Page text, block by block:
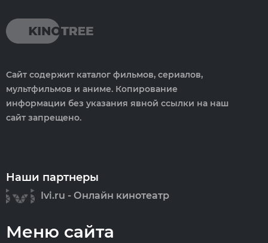
Сайт содержит каталог фильмов, сериалов,
мультфильмов и аниме. Копирование
информации без указания явной ссылки на наш
сайт запрещено.
Наши партнеры
Ivi.ru - Онлайн кинотеатр
Меню сайта